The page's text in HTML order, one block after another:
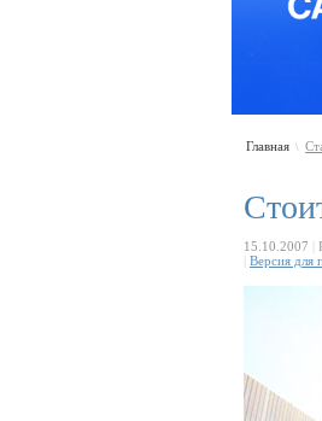
Главная \
15.10.2007
Версия для